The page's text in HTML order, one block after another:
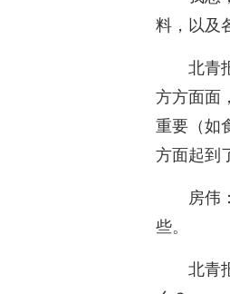
料，以及
北青
方方面面
重要（如
方面起到
房伟
些。
北青